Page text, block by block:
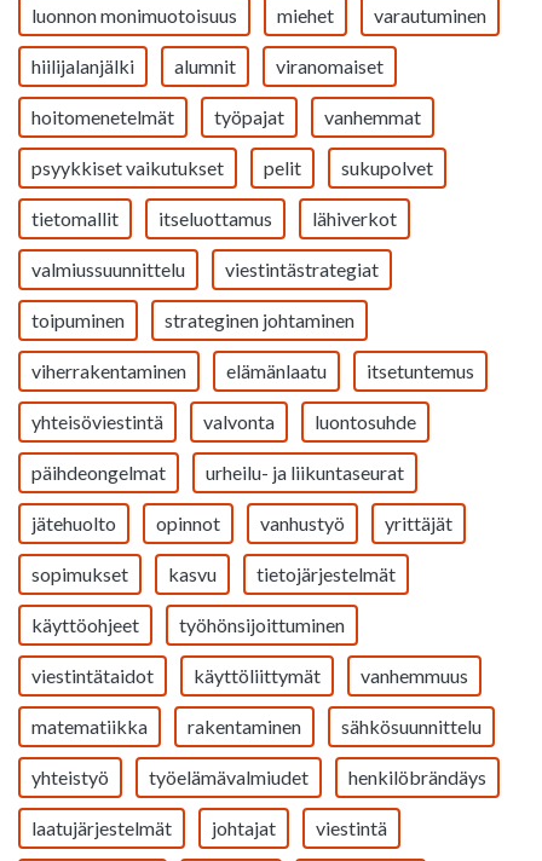
luonnon monimuotoisuus miehet varautuminen
hiilijalanjälki alumnit viranomaiset
hoitomenetelmät työpajat vanhemmat
psyykkiset vaikutukset pelit sukupolvet
tietomallit itseluottamus lähiverkot
valmiussuunnittelu viestintästrategiat
toipuminen strateginen johtaminen
viherrakentaminen elämänlaatu itsetuntemus
yhteisöviestintä valvonta luontosuhde
päihdeongelmat urheilu- ja liikuntaseurat
jätehuolto opinnot vanhustyö yrittäjät
sopimukset kasvu tietojärjestelmät
käyttöohjeet työhönsijoittuminen
viestintätaidot käyttöliittymät vanhemmuus
matematiikka rakentaminen sähkösuunnittelu
yhteistyö työelämävalmiudet henkilöbrändäys
laatujärjestelmät johtajat viestintä